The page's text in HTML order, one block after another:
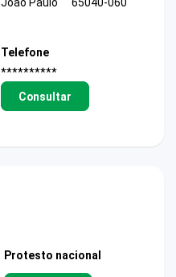
Joao Paulo
65040-060
Telefone
**********
Consultar
Protesto nacional